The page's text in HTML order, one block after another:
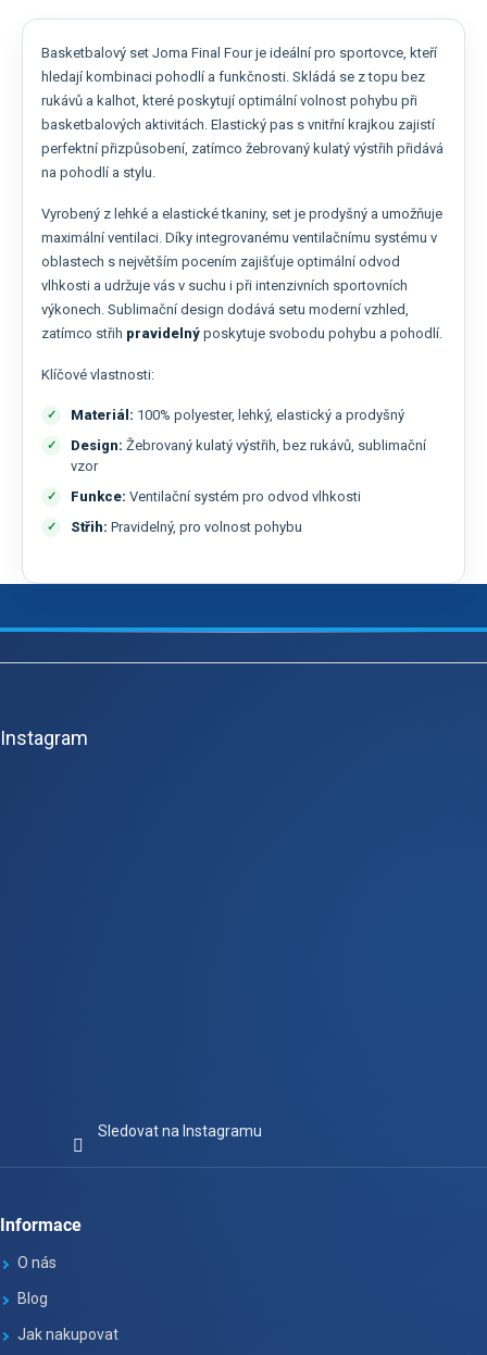
Basketbalový set Joma Final Four je ideální pro sportovce, kteří
hledají kombinaci pohodlí a funkčnosti. Skládá se z topu bez
rukávů a kalhot, které poskytují optimální volnost pohybu při
basketbalových aktivitách. Elastický pas s vnitřní krajkou zajistí
perfektní přizpůsobení, zatímco žebrovaný kulatý výstřih přidává
na pohodlí a stylu.
Vyrobený z lehké a elastické tkaniny, set je prodyšný a umožňuje
maximální ventilaci. Díky integrovanému ventilačnímu systému v
oblastech s největším pocením zajišťuje optimální odvod
vlhkosti a udržuje vás v suchu i při intenzivních sportovních
výkonech. Sublimační design dodává setu moderní vzhled,
zatímco střih pravidelný poskytuje svobodu pohybu a pohodlí.
Klíčové vlastnosti:
Materiál: 100% polyester, lehký, elastický a prodyšný
Design: Žebrovaný kulatý výstřih, bez rukávů, sublimační
vzor
Funkce: Ventilační systém pro odvod vlhkosti
Střih: Pravidelný, pro volnost pohybu
Z
Instagram
Sledovat na Instagramu
Informace
O nás
Blog
Jak nakupovat